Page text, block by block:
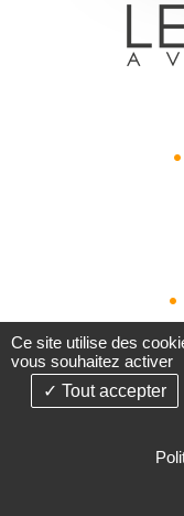
Absolute
Ce site utilise des
vous souhaitez activer
Tout accepter